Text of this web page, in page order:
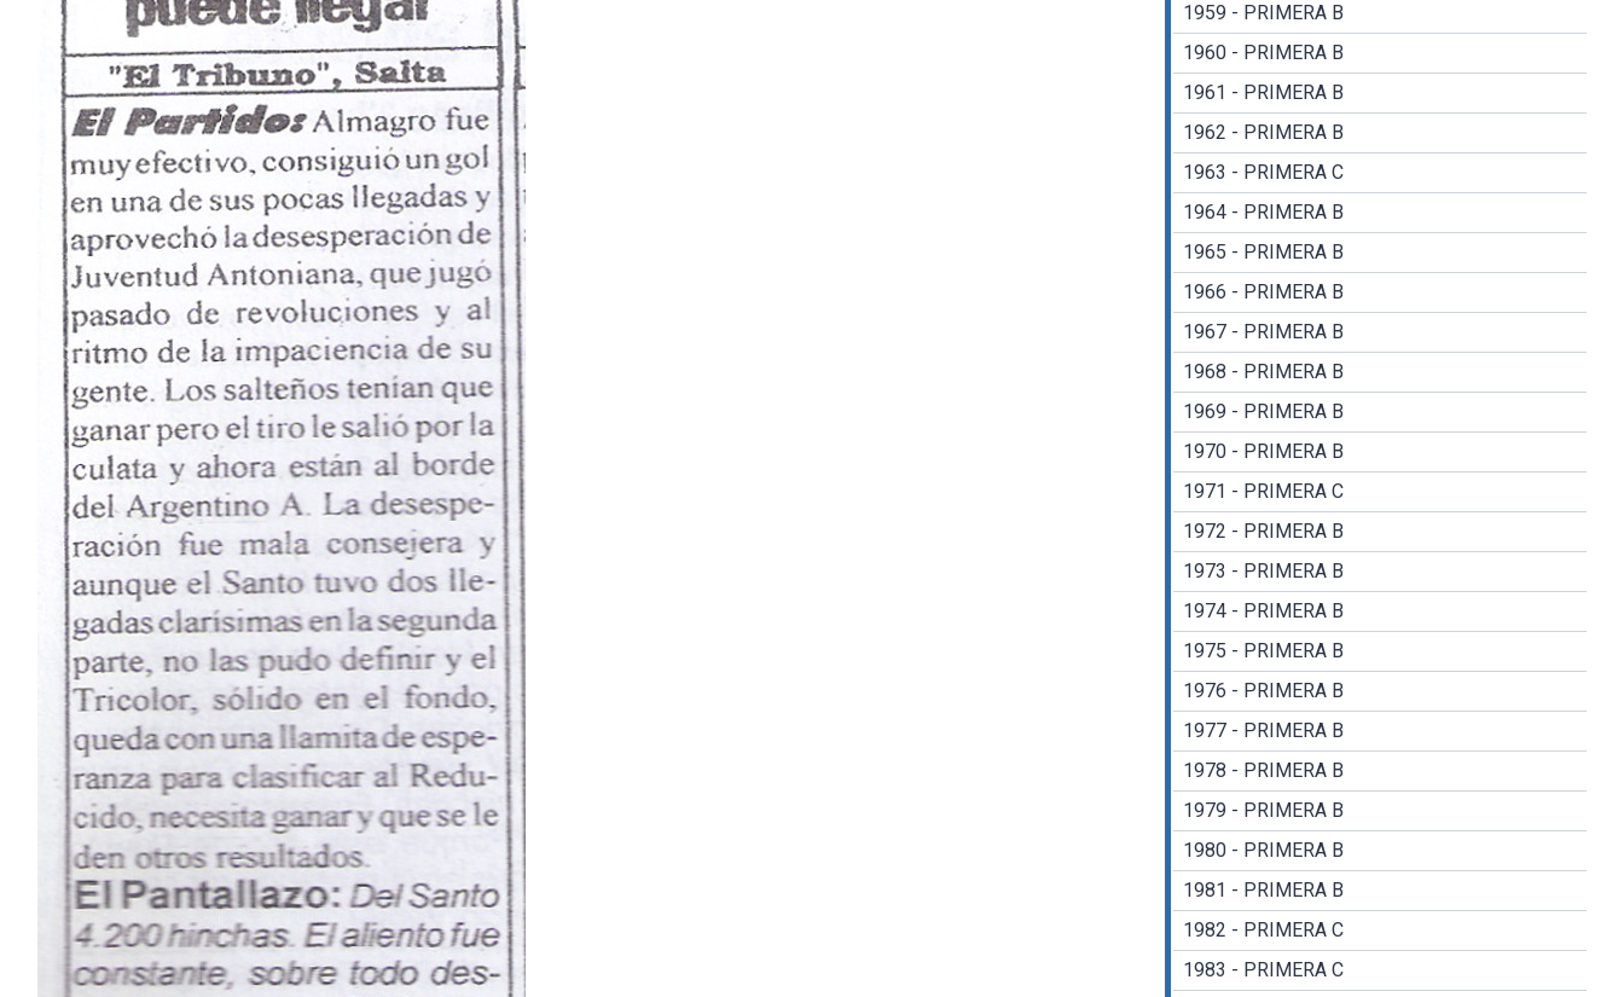
1959 - PRIMERA B
1960 - PRIMERA B
1961 - PRIMERA B
1962 - PRIMERA B
1963 - PRIMERA C
1964 - PRIMERA B
1965 - PRIMERA B
1966 - PRIMERA B
1967 - PRIMERA B
1968 - PRIMERA B
1969 - PRIMERA B
1970 - PRIMERA B
1971 - PRIMERA C
1972 - PRIMERA B
1973 - PRIMERA B
1974 - PRIMERA B
1975 - PRIMERA B
1976 - PRIMERA B
1977 - PRIMERA B
1978 - PRIMERA B
1979 - PRIMERA B
1980 - PRIMERA B
1981 - PRIMERA B
1982 - PRIMERA C
1983 - PRIMERA C